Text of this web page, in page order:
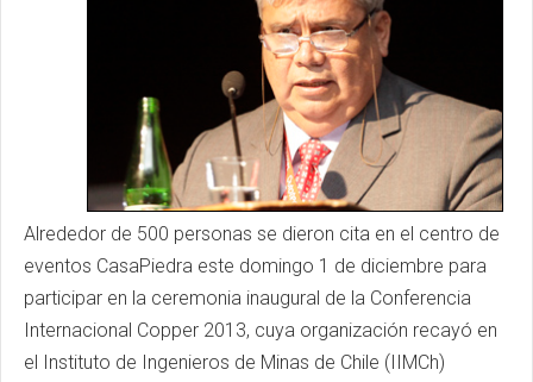
Alrededor de 500 personas se dieron cita en el centro de
eventos CasaPiedra este domingo 1 de diciembre para
participar en la ceremonia inaugural de la Conferencia
Internacional Copper 2013, cuya organización recayó en
el Instituto de Ingenieros de Minas de Chile (IIMCh)